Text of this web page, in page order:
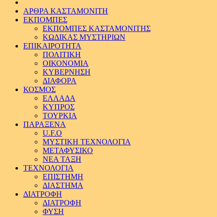
ΑΡΘΡΑ ΚΑΣΤΑΜΟΝΙΤΗ
ΕΚΠΟΜΠΕΣ
ΕΚΠΟΜΠΕΣ ΚΑΣΤΑΜΟΝΙΤΗΣ
ΚΩΔΙΚΑΣ ΜΥΣΤΗΡΙΩΝ
ΕΠΙΚΑΙΡΟΤΗΤΑ
ΠΟΛΙΤΙΚΗ
ΟΙΚΟΝΟΜΙΑ
ΚΥΒΕΡΝΗΣΗ
ΔΙΑΦΟΡΑ
ΚΟΣΜΟΣ
ΕΛΛΑΔΑ
ΚΥΠΡΟΣ
ΤΟΥΡΚΙΑ
ΠΑΡΑΞΕΝΑ
U.F.O
ΜΥΣΤΙΚΗ ΤΕΧΝΟΛΟΓΙΑ
ΜΕΤΑΦΥΣΙΚΟ
ΝΕΑ ΤΑΞΗ
ΤΕΧΝΟΛΟΓΙΑ
ΕΠΙΣΤΗΜΗ
ΔΙΑΣΤΗΜΑ
ΔΙΑΤΡΟΦΗ
ΔΙΑΤΡΟΦΗ
ΦΥΣΗ